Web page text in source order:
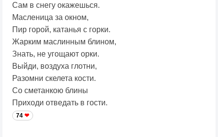
Сам в снегу окажешься.
Масленица за окном,
Пир горой, катанья с горки.
Жарким маслинным блином,
Знать, не угощают орки.
Выйди, воздуха глотни,
Разомни скелета кости.
Со сметанкою блины
Приходи отведать в гости.
74